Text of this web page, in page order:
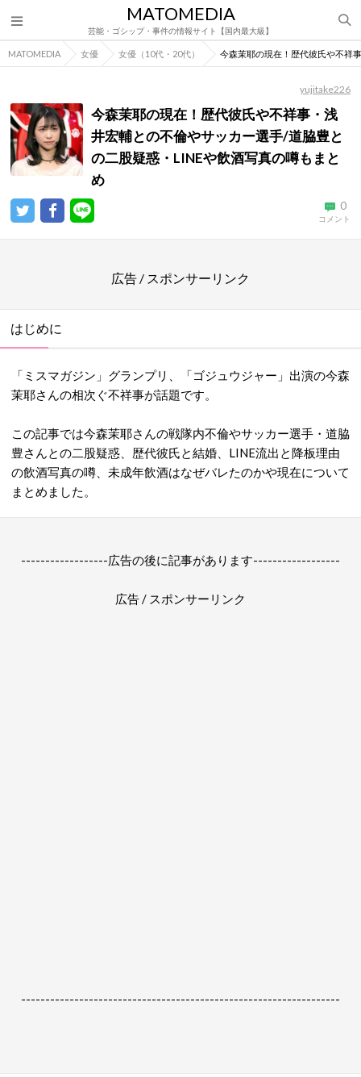
MATOMEDIA
芸能・ゴシップ・事件の情報サイト【国内最大級】
MATOMEDIA 女優 女優（10代・20代） 今森茉耶の現在！歴代彼氏や不祥
yujitake226
今森茉耶の現在！歴代彼氏や不祥事・浅
井宏輔との不倫やサッカー選手/道脇豊と
の二股疑惑・LINEや飲酒写真の噂もまと
め
0
コメント
広告 / スポンサーリンク
はじめに
「ミスマガジン」グランプリ、「ゴジュウジャー」出演の今森
茉耶さんの相次ぐ不祥事が話題です。
この記事では今森茉耶さんの戦隊内不倫やサッカー選手・道脇
豊さんとの二股疑惑、歴代彼氏と結婚、LINE流出と降板理由
の飲酒写真の噂、未成年飲酒はなぜバレたのかや現在について
まとめました。
------------------広告の後に記事があります------------------
広告 / スポンサーリンク
------------------------------------------------------------------